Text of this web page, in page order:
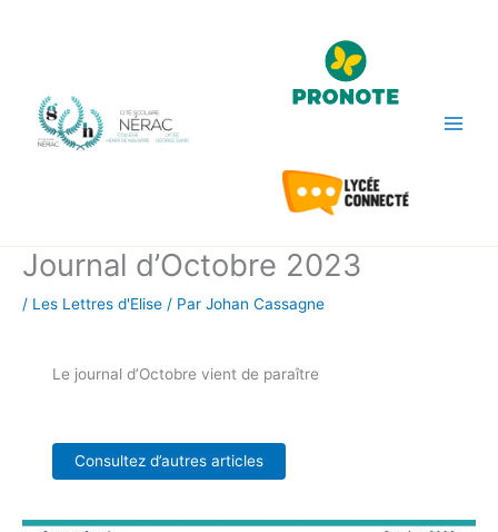
Journal d’Octobre 2023
/ Les Lettres d'Elise / Par Johan Cassagne
Le journal d’Octobre vient de paraître
Consultez d’autres articles